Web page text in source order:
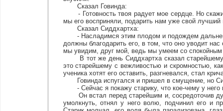
Сказал Говинда:
- Готовность твоя радует мое сердце. Но
мы его восприняли, подарить нам уже свой лучший
Сказал Сиддхартха:
- Насладимся этим плодом и подождем
должны благодарить его, в том, что оно уводит
мы увидим, друг мой, ведь мы умеем со
В тот же день Сиддхартха сказал старейшему
это старейшему с вежливостью и скромностью,
ученика хотят его оставить, разгневался, стал
Говинда испугался и пришел в смущение, но
- Сейчас я покажу старику, что кое-чему у него
Он встал перед старейшим и, сосредоточив
умолкнуть, отнял у него волю, подчинил его и